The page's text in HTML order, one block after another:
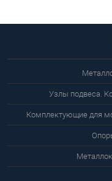
Узлы подвеса.
Комплектующие для